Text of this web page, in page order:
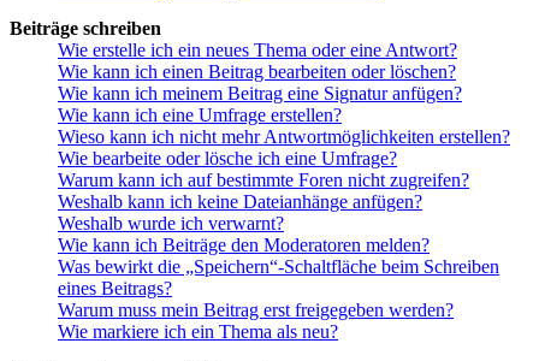
Beiträge schreiben
Wie erstelle ich ein neues Thema oder eine Antwort?
Wie kann ich einen Beitrag bearbeiten oder löschen?
Wie kann ich meinem Beitrag eine Signatur anfügen?
Wie kann ich eine Umfrage erstellen?
Wieso kann ich nicht mehr Antwortmöglichkeiten erstellen?
Wie bearbeite oder lösche ich eine Umfrage?
Warum kann ich auf bestimmte Foren nicht zugreifen?
Weshalb kann ich keine Dateianhänge anfügen?
Weshalb wurde ich verwarnt?
Wie kann ich Beiträge den Moderatoren melden?
Was bewirkt die „Speichern“-Schaltfläche beim Schreiben
eines Beitrags?
Warum muss mein Beitrag erst freigegeben werden?
Wie markiere ich ein Thema als neu?